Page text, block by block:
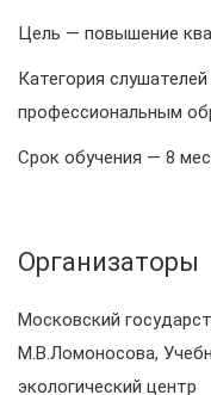
Цель — повышение
Категория
профессиональным
Срок обучения — 8
Организаторы
Московский
М.В.Ломоносова,
экологический центр